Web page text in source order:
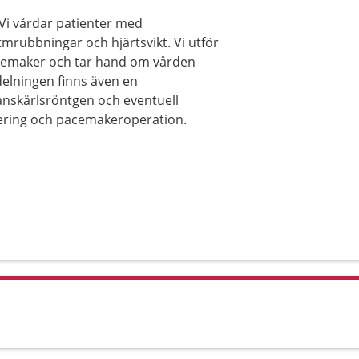
vårdar patienter med
och hjärtsvikt. Vi utför
och tar hand om vården
finns även en
och eventuell
och pacemakeroperation.